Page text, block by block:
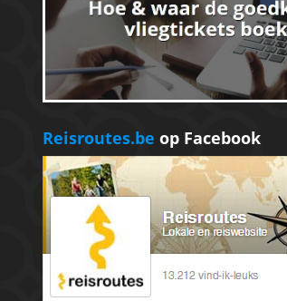
Reisroutes.be op Facebook